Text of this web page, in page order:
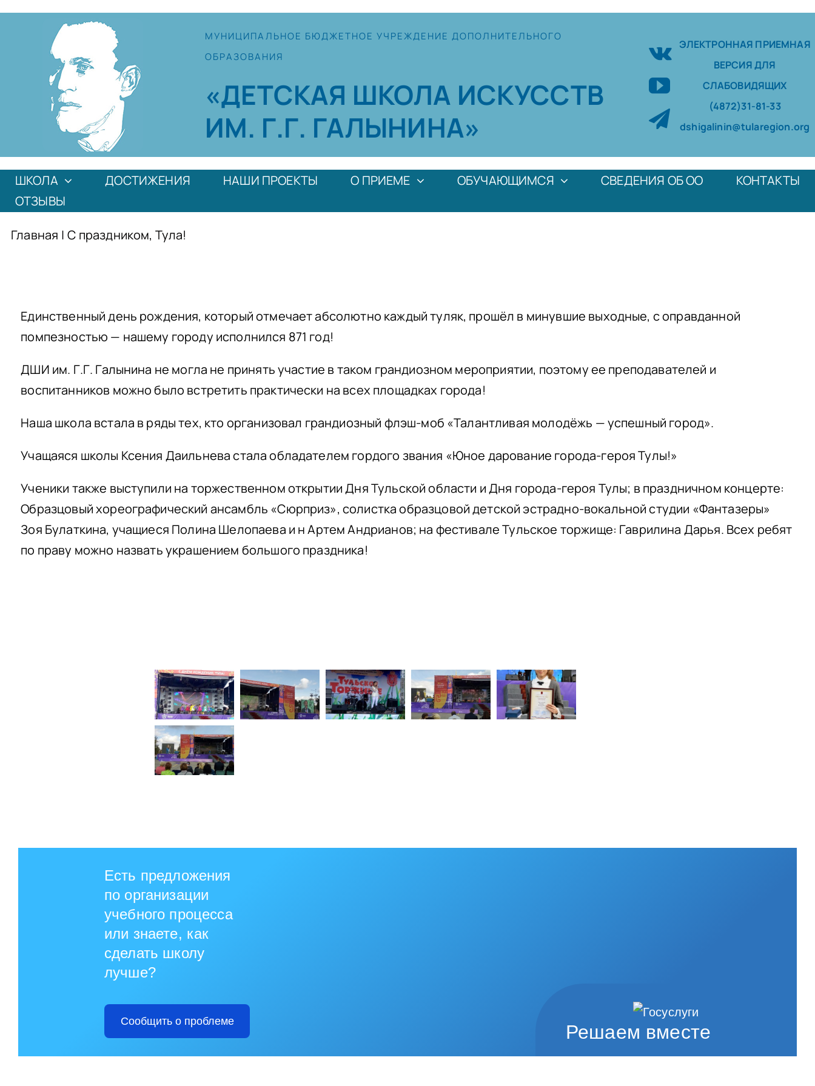
Skip
МУНИЦИПАЛЬНОЕ БЮДЖЕТНОЕ УЧРЕЖДЕНИЕДОПОЛНИТЕЛЬНОГО
ОБРАЗОВАНИЯ
«ДЕТСКАЯ ШКОЛА ИСКУССТВ
ИМ. Г.Г. ГАЛЫНИНА»
ЭЛЕКТРОННАЯ ПРИЕМНАЯ
ВЕРСИЯ ДЛЯ
СЛАБОВИДЯЩИХ
(4872)31-81-33
dshigalinin@tularegion.org
ШКОЛА ДОСТИЖЕНИЯ НАШИ ПРОЕКТЫ О ПРИЕМЕ ОБУЧАЮЩИМСЯ СВЕДЕНИЯ ОБ ОО
КОНТАКТЫ
ОТЗЫВЫ
Главная | С праздником, Тула!
Единственный день рождения, который отмечает абсолютно каждый туляк, прошёл в минувшие выходные, с оправданной
помпезностью — нашему городу исполнился 871 год!
ДШИ им. Г.Г. Галынина не могла не принять участие в таком грандиозном мероприятии, поэтому ее преподавателей и
воспитанников можно было встретить практически на всех площадках города!
Наша школа встала в ряды тех, кто организовал грандиозный флэш-моб «Талантливая молодёжь — успешный город».
Учащаяся школы Ксения Даильнева стала обладателем гордого звания «Юное дарование города-героя Тулы!»
Ученики также выступили на торжественном открытии Дня Тульской области и Дня города-героя Тулы; в праздничном концерте:
Образцовый хореографический ансамбль «Сюрприз», солистка образцовой детской эстрадно-вокальной студии «Фантазеры»
Зоя Булаткина, учащиеся Полина Шелопаева и н Артем Андрианов; на фестивале Тульское торжище: Гаврилина Дарья. Всех ребят
по праву можно назвать украшением большого праздника!
Решаем вместе
Есть предложения
по организации
учебного процесса
или знаете, как
сделать школу
лучше?
Сообщить о проблеме